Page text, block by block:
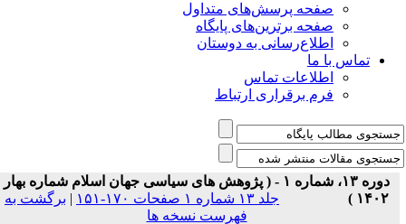
صفحه پرسش‌های متداول
صفحه برترین‌های پایگاه
اطلاع‌رسانی به دوستان
تماس با ما
اطلاعات تماس
فرم برقراری ارتباط
دوره ۱۳، شماره ۱ - ( پژوهش های سیاسی جهان اسلام شماره بهار
۱۴۰۲ )
جلد ۱۳ شماره ۱ صفحات ۱۷۰-۱۵۱ | برگشت به
فهرست نسخه ها